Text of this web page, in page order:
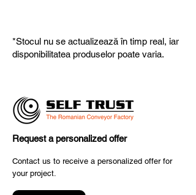
fiabilitate și performanță superioară.
*Stocul nu se actualizează în timp real, iar
disponibilitatea produselor poate varia.
Request a personalized offer
Contact us to receive a personalized offer for
your project.